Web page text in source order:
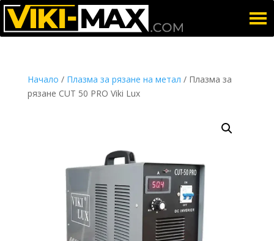
Начало / Плазма за рязане на метал / Плазма за
рязане CUT 50 PRO Viki Lux